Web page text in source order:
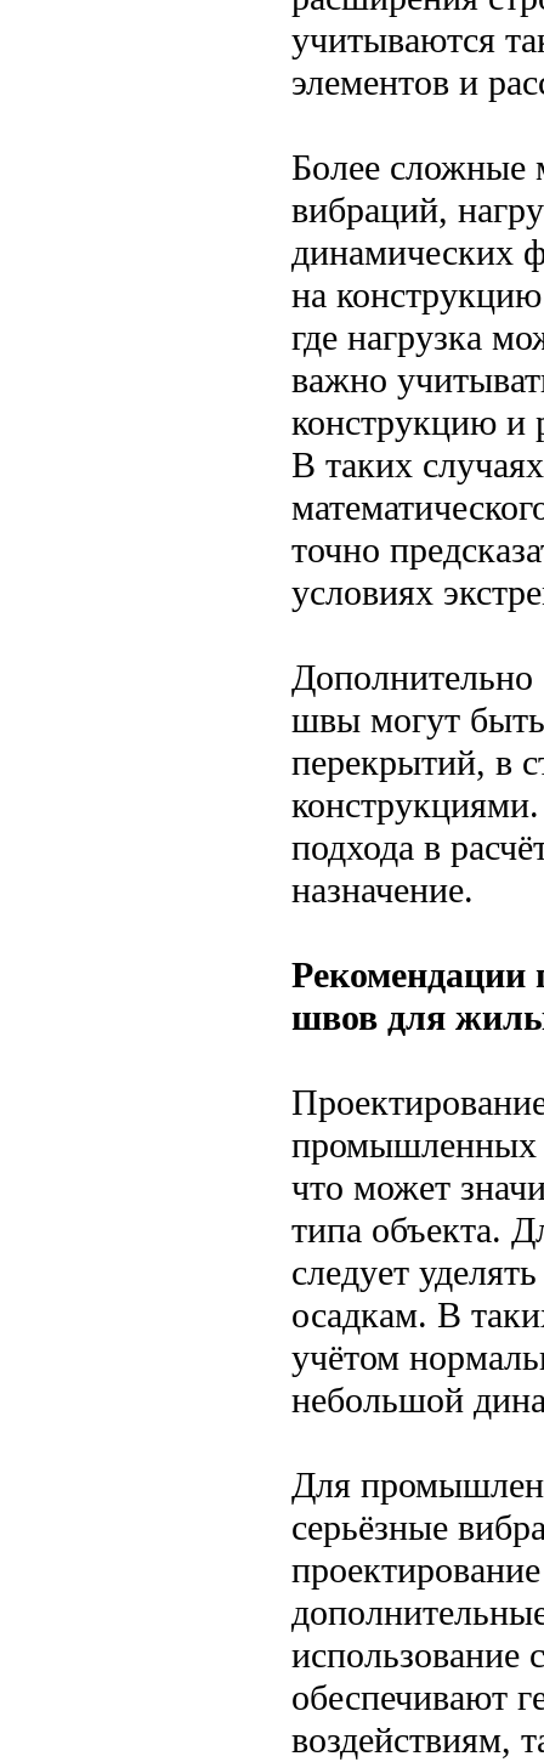
учитываются
элементов и
Более сложные
вибраций,
динамических
на
где нагрузка
важно
конструкцию и
В таких
точно
условиях
Дополнительно
швы могут
перекрытий, в
подхода в
назначение.
швов для
промышленных
что может
типа объекта.
следует
осадкам. В
учётом
небольшой
Для
серьёзные
использование
обеспечивают
воздействиям,